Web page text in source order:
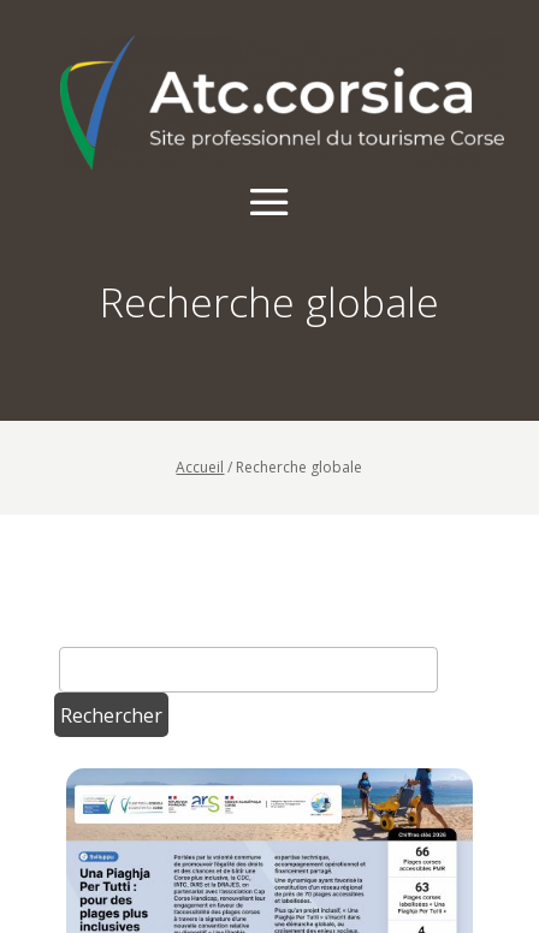
Recherche globale
Accueil / Recherche globale